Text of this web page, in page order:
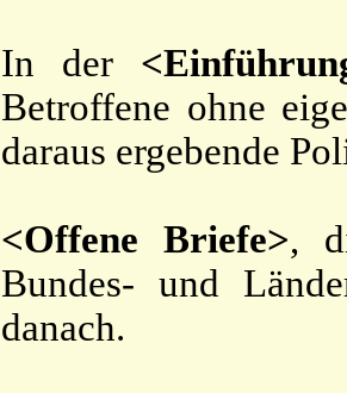
In der
Betroffene ohne
daraus ergebende
<Offene Briefe>,
Bundes- und
danach.